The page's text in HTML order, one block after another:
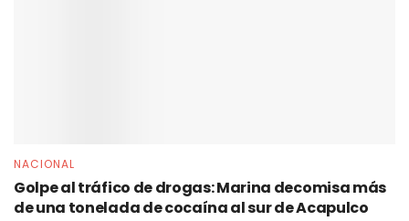
NACIONAL
Golpe al tráfico de drogas: Marina decomisa más
de una tonelada de cocaína al sur de Acapulco